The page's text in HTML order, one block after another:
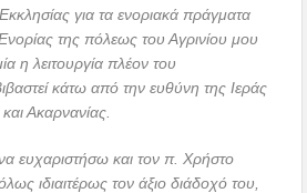
για τα ενοριακά πράγματα
της πόλεως του Αγρινίου μου
η λειτουργία πλέον του
κάτω από την ευθύνη της Ιεράς
Ακαρνανίας.
ευχαριστήσω και τον π. Χρήστο
ιδιαιτέρως τον άξιο διάδοχό του,